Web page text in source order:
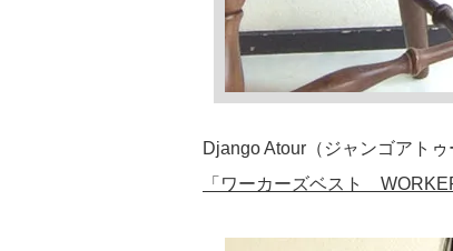
Django Atour（ジャンゴアトゥ
「ワーカーズベスト